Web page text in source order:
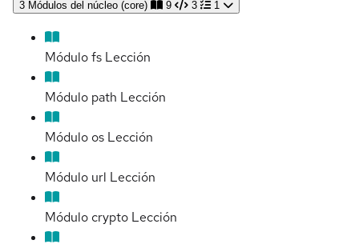
3 Módulos del núcleo (core) 9 3 1
Módulo fs Lección
Módulo path Lección
Módulo os Lección
Módulo url Lección
Módulo crypto Lección